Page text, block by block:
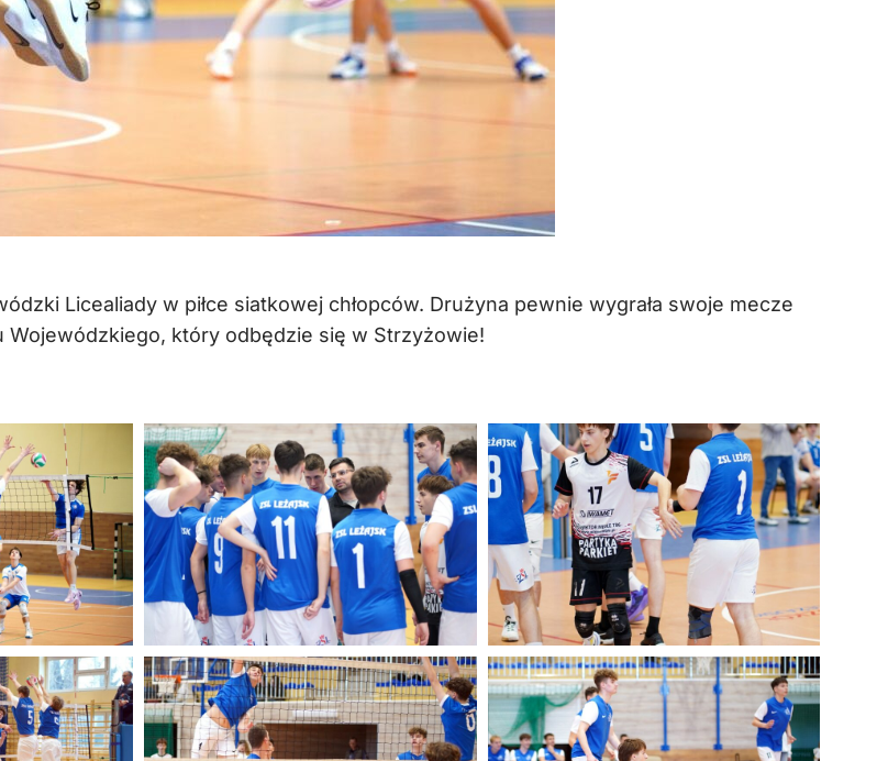
Licealiady w piłce siatkowej chłopców. Drużyna pewnie wygrała swoje mecze
Wojewódzkiego, który odbędzie się w Strzyżowie!